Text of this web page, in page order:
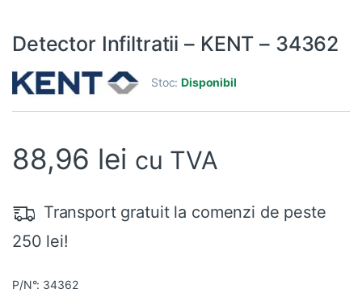
Detector Infiltratii – KENT – 34362
Stoc:Disponibil
88,96 lei cu TVA
Transport gratuit la comenzi de peste
250 lei!
P/N°: 34362